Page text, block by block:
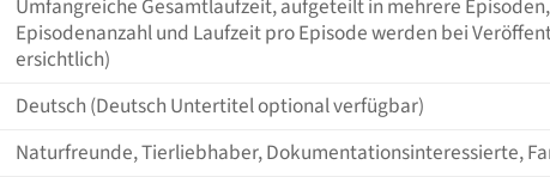
Umfangreiche Gesamtlaufzeit, aufgeteilt in mehrere
Episodenanzahl und Laufzeit pro Episode werden bei
ersichtlich)
Deutsch (Deutsch Untertitel optional verfügbar)
Naturfreunde, Tierliebhaber, Dokumentationsinteressierte,